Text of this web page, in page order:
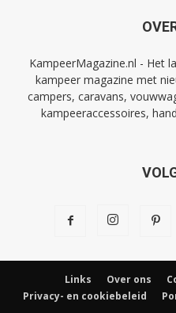
KampeerMagazine.nl - Het
kampeer magazine met
campers, caravans,
kampeeraccessoires,
Links Over ons
Privacy- en cookiebeleid